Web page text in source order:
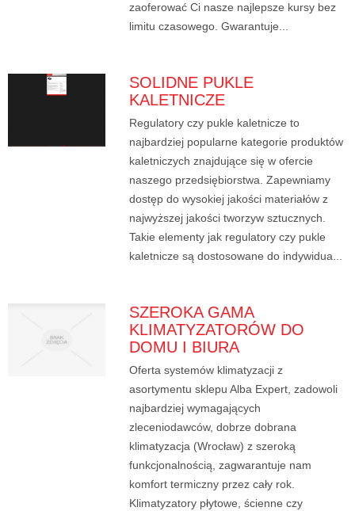
zaoferować Ci nasze najlepsze kursy bez
limitu czasowego. Gwarantuje...
SOLIDNE PUKLE
KALETNICZE
Regulatory czy pukle kaletnicze to
najbardziej popularne kategorie produktów
kaletniczych znajdujące się w ofercie
naszego przedsiębiorstwa. Zapewniamy
dostęp do wysokiej jakości materiałów z
najwyższej jakości tworzyw sztucznych.
Takie elementy jak regulatory czy pukle
kaletnicze są dostosowane do indywidua...
SZEROKA GAMA
KLIMATYZATORÓW DO
DOMU I BIURA
Oferta systemów klimatyzacji z
asortymentu sklepu Alba Expert, zadowoli
najbardziej wymagających
zleceniodawców, dobrze dobrana
klimatyzacja (Wrocław) z szeroką
funkcjonalnością, zagwarantuje nam
komfort termiczny przez cały rok.
Klimatyzatory płytowe, ścienne czy